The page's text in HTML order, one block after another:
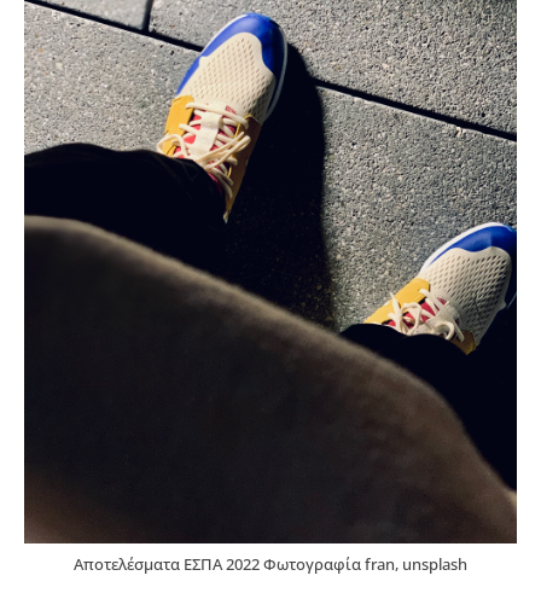
Αποτελέσματα ΕΣΠΑ 2022 Φωτογραφία fran, unsplash